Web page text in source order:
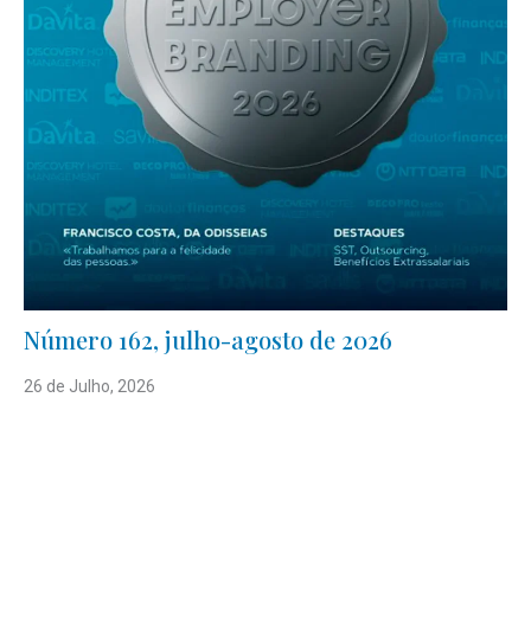
Número 162, julho-agosto de 2026
26 de Julho, 2026